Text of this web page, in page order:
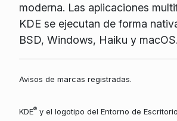
moderna. Las aplicaciones
KDE se ejecutan de forma
BSD, Windows, Haiku y macOS.
Avisos de marcas registradas.
KDE®y el logotipo del Entorno de